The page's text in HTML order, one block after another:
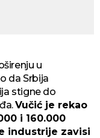
u
da Srbija
stigne do
Vučić je rekao
i 160.000
industrije zavisi